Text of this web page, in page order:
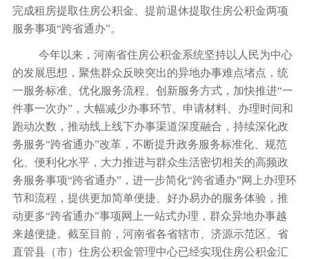
完成租房提取住房公积金、提前退休提取住房公积金两项
服务事项“跨省通办”。
今年以来，河南省住房公积金系统坚持以人民为中心
的发展思想，聚焦群众反映突出的异地办事难点堵点，统
一服务标准、优化服务流程、创新服务方式，加快推进“一
件事一次办”，大幅减少办事环节、申请材料、办理时间和
跑动次数，推动线上线下办事渠道深度融合，持续深化政
务服务“跨省通办”改革，不断提升政务服务标准化、规范
化、便利化水平，大力推进与群众生活密切相关的高频政
务服务事项“跨省通办”，进一步简化“跨省通办”网上办理环
节和流程，提供更加简单便捷、好办易办的服务体验，推
动更多“跨省通办”事项网上一站式办理，群众异地办事越
来越便捷。截至目前，河南省各省辖市、济源示范区、省
直管县（市）住房公积金管理中心已经实现住房公积金汇